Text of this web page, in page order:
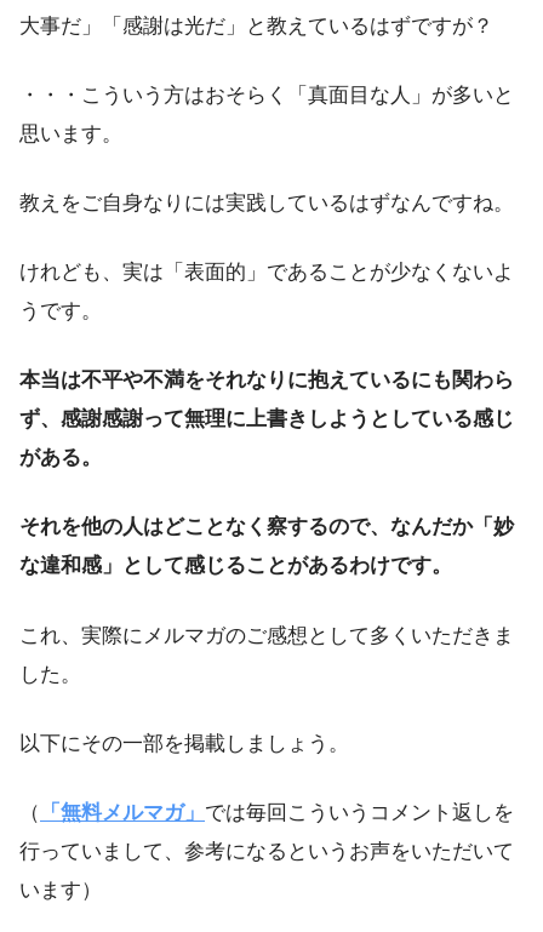
大事だ」「感謝は光だ」と教えているはずですが？
・・・こういう方はおそらく「真面目な人」が多いと
思います。
教えをご自身なりには実践しているはずなんですね。
けれども、実は「表面的」であることが少なくないよ
うです。
本当は不平や不満をそれなりに抱えているにも関わら
ず、感謝感謝って無理に上書きしようとしている感じ
がある。
それを他の人はどことなく察するので、なんだか「妙
な違和感」として感じることがあるわけです。
これ、実際にメルマガのご感想として多くいただきま
した。
以下にその一部を掲載しましょう。
（ 「無料メルマガ」 では毎回こういうコメント返しを
行っていまして、参考になるというお声をいただいて
います）